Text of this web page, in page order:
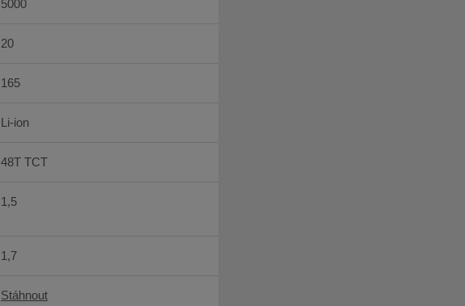
5000
20
165
Li-ion
48T TCT
1,5
1,7
Stáhnout